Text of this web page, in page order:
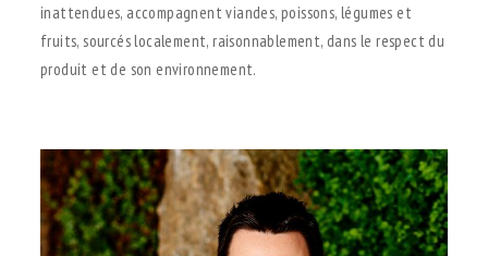
inattendues, accompagnent viandes, poissons, légumes et
fruits, sourcés localement, raisonnablement, dans le respect du
produit et de son environnement.